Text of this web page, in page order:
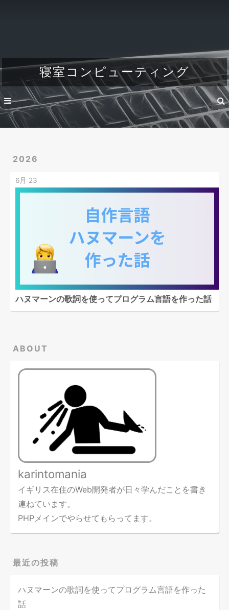
寝室コンピューティング
2026
6月 23
ハヌマーンの歌詞を使ってプログラム言語を作った話
ABOUT
karintomania
イギリス在住のWeb開発者が日々学んだことを書き
連ねています。
PHPメインでやらせてもらってます。
最近の投稿
ハヌマーンの歌詞を使ってプログラム言語を作った
話
Dev
Engineer's life